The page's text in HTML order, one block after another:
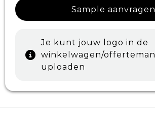
Sample aanvragen
Je kunt jouw logo in de
winkelwagen/
uploaden